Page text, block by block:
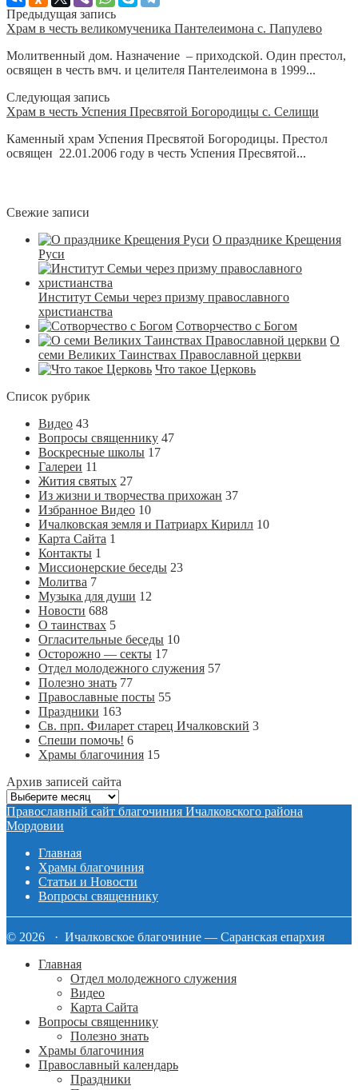
Предыдущая запись
Храм в честь великомученика Пантелеимона с. Папулево
Молитвенный дом. Назначение – приходской. Один престол,
освящен в честь вмч. и целителя Пантелеимона в 1999...
Следующая запись
Храм в честь Успения Пресвятой Богородицы с. Селищи
Каменный храм Успения Пресвятой Богородицы. Престол
освящен 22.01.2006 году в честь Успения Пресвятой...
Свежие записи
О празднике Крещения
Руси
Институт Семьи через призму православного
христианства
Сотворчество с Богом
О
семи Великих Таинствах Православной церкви
Что такое Церковь
Список рубрик
Видео 43
Вопросы священнику 47
Воскресные школы 17
Галереи 11
Жития святых 27
Из жизни и творчества прихожан 37
Избранное Видео 10
Ичалковская земля и Патриарх Кирилл 10
Карта Сайта 1
Контакты 1
Миссионерские беседы 23
Молитва 7
Музыка для души 12
Новости 688
О таинствах 5
Огласительные беседы 10
Осторожно — секты 17
Отдел молодежного служения 57
Полезно знать 77
Православные посты 55
Праздники 163
Св. прп. Филарет старец Ичалковский 3
Спеши помочь! 6
Храмы благочиния 15
Архив записей сайта
Архив
записей
сайта
Православный сайт благочиния Ичалковского района
Мордовии
Главная
Храмы благочиния
Статьи и Новости
Вопросы священнику
© 2026 · Ичалковское благочиние — Саранская епархия
Главная
Отдел молодежного служения
Видео
Карта Сайта
Вопросы священнику
Полезно знать
Храмы благочиния
Православный календарь
Праздники